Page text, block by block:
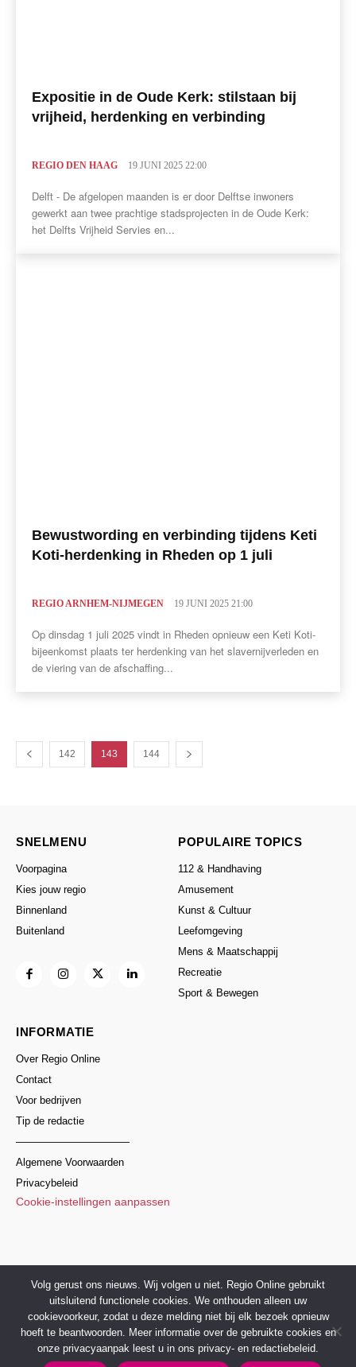
Expositie in de Oude Kerk: stilstaan bij
vrijheid, herdenking en verbinding
REGIO DEN HAAG 19 JUNI 2025 22:00
Delft - De afgelopen maanden is er door Delftse inwoners
gewerkt aan twee prachtige stadsprojecten in de Oude Kerk:
het Delfts Vrijheid Servies en...
Bewustwording en verbinding tijdens Keti
Koti-herdenking in Rheden op 1 juli
REGIO ARNHEM-NIJMEGEN 19 JUNI 2025 21:00
Op dinsdag 1 juli 2025 vindt in Rheden opnieuw een Keti Koti-
bijeenkomst plaats ter herdenking van het slavernijverleden en
de viering van de afschaffing...
142 143 144
SNELMENU
Voorpagina
Kies jouw regio
Binnenland
Buitenland
POPULAIRE TOPICS
112 & Handhaving
Amusement
Kunst & Cultuur
Leefomgeving
Mens & Maatschappij
Recreatie
Sport & Bewegen
INFORMATIE
Over Regio Online
Contact
Voor bedrijven
Tip de redactie
———————————
Algemene Voorwaarden
Privacybeleid
Cookie-instellingen aanpassen
Volg gerust ons nieuws. Wij volgen u niet. Regio Online gebruikt
uitsluitend functionele cookies. We onthouden alleen uw
cookievoorkeur, zodat u deze melding niet bij elk bezoek opnieuw
hoeft te beantwoorden. Meer informatie over de gebruikte cookies en
onze privacyaanpak leest u in ons privacy- en redactiebeleid.